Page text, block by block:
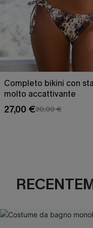
Completo bikini con
molto accattivante
27,00 €30,00 €